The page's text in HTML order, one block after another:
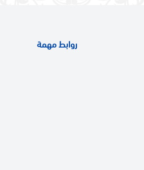
روابط مهمة